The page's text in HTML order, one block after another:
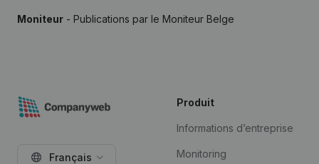
Moniteur - Publications par le Moniteur Belge
Français
Produit
Informations d’entreprise
Monitoring